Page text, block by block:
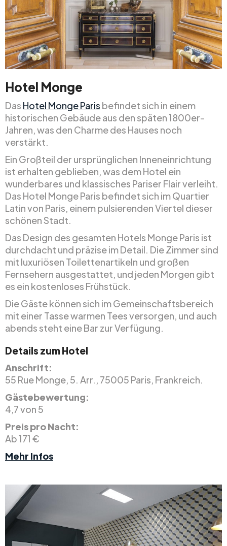
Hotel Monge
Das Hotel Monge Paris befindet sich in einem
historischen Gebäude aus den späten 1800er-
Jahren, was den Charme des Hauses noch
verstärkt.
Ein Großteil der ursprünglichen Inneneinrichtung
ist erhalten geblieben, was dem Hotel ein
wunderbares und klassisches Pariser Flair verleiht.
Das Hotel Monge Paris befindet sich im Quartier
Latin von Paris, einem pulsierenden Viertel dieser
schönen Stadt.
Das Design des gesamten Hotels Monge Paris ist
durchdacht und präzise im Detail. Die Zimmer sind
mit luxuriösen Toilettenartikeln und großen
Fernsehern ausgestattet, und jeden Morgen gibt
es ein kostenloses Frühstück.
Die Gäste können sich im Gemeinschaftsbereich
mit einer Tasse warmen Tees versorgen, und auch
abends steht eine Bar zur Verfügung.
Details zum Hotel
Anschrift:
55 Rue Monge, 5. Arr., 75005 Paris, Frankreich.
Gästebewertung:
4,7 von 5
Preis pro Nacht:
Ab 171 €
Mehr Infos